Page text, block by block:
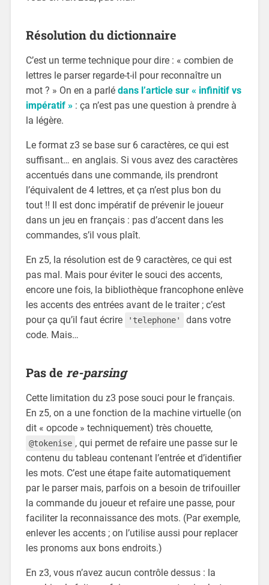
Résolution du dictionnaire
C’est un terme technique pour dire : « combien de
lettres le parser regarde-t-il pour reconnaître un
mot ? » On en a parlé dans l’article sur « infinitif vs
impératif »: ça n’est pas une question à prendre à
la légère.
Le format z3 se base sur 6 caractères, ce qui est
suffisant… en anglais. Si vous avez des caractères
accentués dans une commande, ils prendront
l’équivalent de 4 lettres, et ça n’est plus bon du
tout !! Il est donc impératif de prévenir le joueur
dans un jeu en français : pas d’accent dans les
commandes, s’il vous plaît.
En z5, la résolution est de 9 caractères, ce qui est
pas mal. Mais pour éviter le souci des accents,
encore une fois, la bibliothèque francophone enlève
les accents des entrées avant de le traiter ; c’est
pour ça qu’il faut écrire
'telephone'
dans votre
code. Mais…
Pas de re-parsing
Cette limitation du z3 pose souci pour le français.
En z5, on a une fonction de la machine virtuelle (on
dit « opcode » techniquement) très chouette,
@tokenise , qui permet de refaire une passe sur le
contenu du tableau contenant l’entrée et d’identifier
les mots. C’est une étape faite automatiquement
par le parser mais, parfois on a besoin de trifouiller
la commande du joueur et refaire une passe, pour
faciliter la reconnaissance des mots. (Par exemple,
enlever les accents ; on l’utilise aussi pour replacer
les pronoms aux bons endroits.)
En z3, vous n’avez aucun contrôle dessus : la